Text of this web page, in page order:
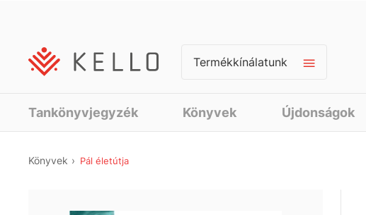
Termékkínálatunk
Tankönyvjegyzék Könyvek Újdonságok
Könyvek Pál életútja